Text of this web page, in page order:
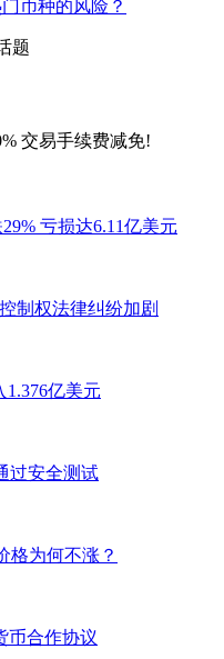
币种的风险？
题
交易手续费减免!
亏损达6.11亿美元
制权法律纠纷加剧
1.376亿美元
过安全测试
格为何不涨？
币合作协议